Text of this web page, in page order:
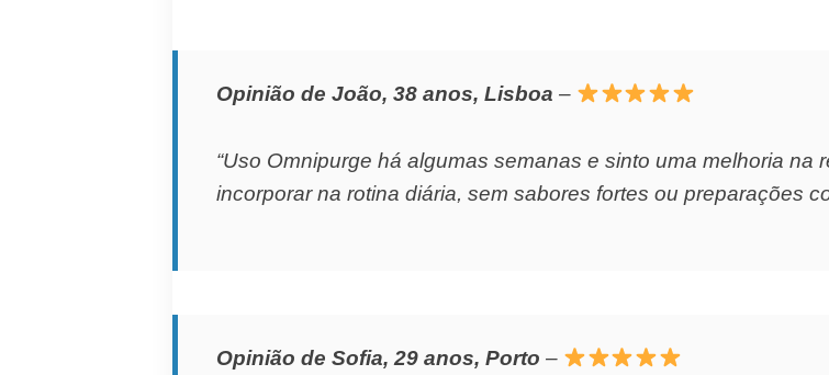
Opinião de João, 38 anos, Lisboa –
“Uso Omnipurge há algumas semanas e sinto uma melhoria na
incorporar na rotina diária, sem sabores fortes ou preparações
Opinião de Sofia, 29 anos, Porto –